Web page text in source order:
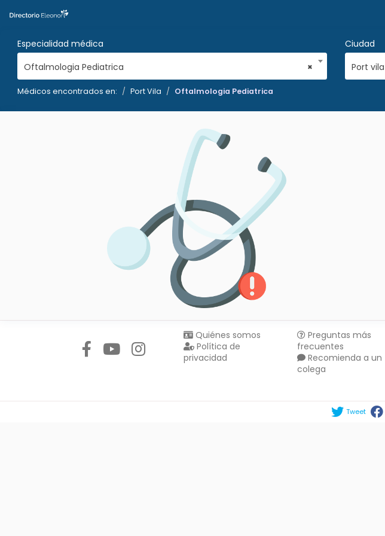
Especialidad médica
×
Oftalmologia Pediatrica
Ciudad
Port vila
Médicos encontrados en: Port Vila Oftalmologia Pediatrica
Quiénes somos
Política de
privacidad
Preguntas más
frecuentes
Recomienda a un
colega
Tweet